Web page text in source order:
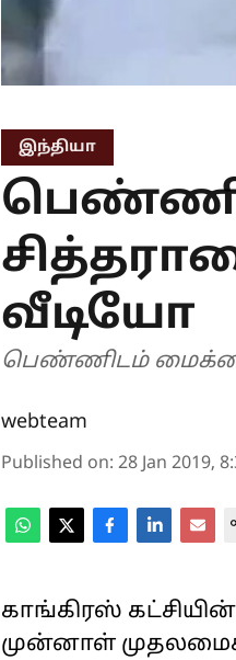
இந்தியா
வீடியோ
பெண்ணிடம் மைக்கை
webteam
Published on: 28 Jan 2019,
காங்கிரஸ்
முன்னாள்